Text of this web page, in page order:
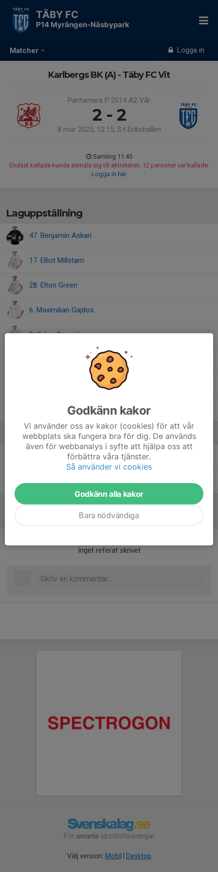
Matcher Logga in
TÄBY FC
P14 Myrängen-Näsbypark
Karlbergs BK (A) - Täby FC Vit
Pantamera P 2014 A2 Vår
2 - 2
8 mar 2025, 12:15, S:t Erikshallen
Samling 11:45
Endast kallade kunde anmäla sig till aktiviteten. 12 personer var kallade.
Logga in här
Laguppställning
47. Benjamin Askari
17. Elliot Millstam
28. Elton Green
6. Maximilian Gajdos
9. Oskar Bornsjö
4. Todd Nygårds
Ledare
Joakim Forsberg GreenLedare
Patrik LundbladLedare
Inget referat skrivet
För smarta idrottsföreningar
Välj version: Mobil Desktop
Godkänn kakor
Vi använder oss av kakor (cookies) för att vår
webbplats ska fungera bra för dig. De används
även för webbanalys i syfte att hjälpa oss att
förbättra våra tjänster.
Så använder vi cookies
Godkänn alla kakor
Bara nödvändiga